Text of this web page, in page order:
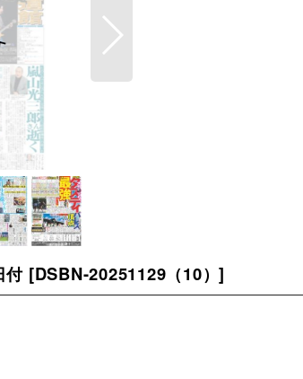
付 [DSBN-20251129（10）]